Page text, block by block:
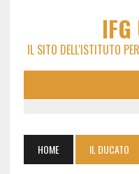
IL SITO DELL'ISTITUTO
HOME IL DUCATO